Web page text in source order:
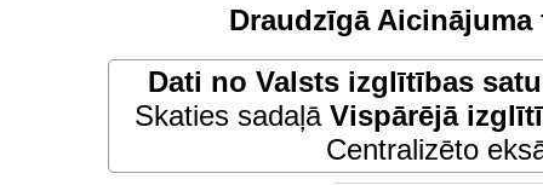
Draudzīgā
Dati no Valsts izglītības
Skaties sadaļā Vispārējā
Centralizēto